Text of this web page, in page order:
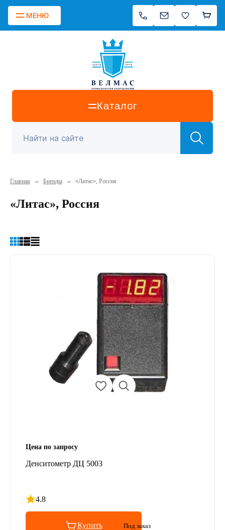
МЕНЮ
Каталог
Главная → Бренды → «Литас», Россия
«Литас», Россия
Цена по запросу
Денситометр ДЦ 5003
4.8
Рейтинг 4.8 из 5
Купить Под заказ